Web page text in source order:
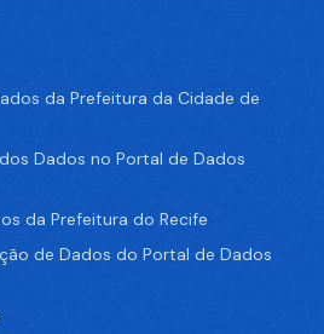
da Prefeitura da Cidade de
Dados no Portal de Dados
da Prefeitura do Recife
de Dados do Portal de Dados